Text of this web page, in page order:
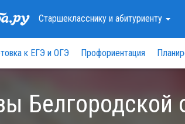
Старшеклассникуи абитуриенту
к ЕГЭ и ОГЭ Профориентация
Белгородской